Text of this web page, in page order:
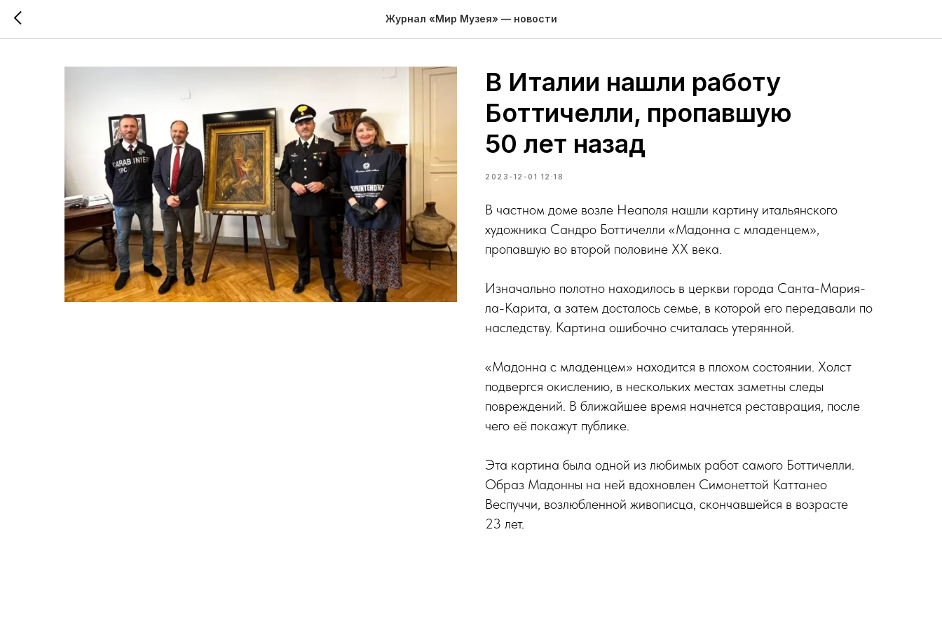
Журнал «Мир Музея» — новости
В Италии нашли работу
Боттичелли, пропавшую
50 лет назад
2023-12-01 12:18
В частном доме возле Неаполя нашли картину итальянского
художника Сандро Боттичелли «Мадонна с младенцем»,
пропавшую во второй половине XX века.
Изначально полотно находилось в церкви города Санта-Мария-
ла-Карита, а затем досталось семье, в которой его передавали по
наследству. Картина ошибочно считалась утерянной.
«Мадонна с младенцем» находится в плохом состоянии. Холст
подвергся окислению, в нескольких местах заметны следы
повреждений. В ближайшее время начнется реставрация, после
чего её покажут публике.
Эта картина была одной из любимых работ самого Боттичелли.
Образ Мадонны на ней вдохновлен Симонеттой Каттанео
Веспуччи, возлюбленной живописца, скончавшейся в возрасте
23 лет.